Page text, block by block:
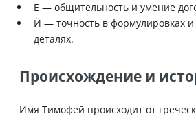
Е — общительность и умение
Й — точность в формулировках и
деталях.
Происхождение и
Имя Тимофей происходит от